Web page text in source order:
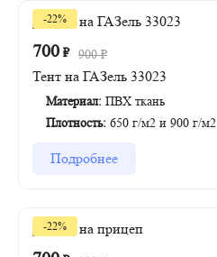
-22%
700 ₽ 900₽
Тент на ГАЗель 33023
Материал: ПВХ ткань
Плотность: 650 г/м2 и 900 г/м2
Подробнее
-22%